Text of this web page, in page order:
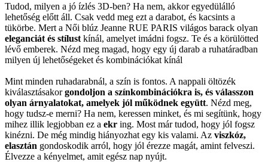
Tudod, milyen a jó ízlés 3D-ben? Ha nem, akkor egyedülálló
lehetőség előtt áll. Csak vedd meg ezt a darabot, és kacsints a
tükörbe. Mert a Női blúz Jeanne RUE PARIS világos barack olyan
eleganciát és stílust kínál, amelyet imádni fogsz. Te és a körülötted
lévő emberek. Nézd meg magad, hogy egy új darab a ruhatáradban
milyen új lehetőségeket és kombinációkat kínál
Mint minden ruhadarabnál, a szín is fontos. A nappali öltözék
kiválasztásakorgondoljon a színkombinációkra is, és válasszon
olyan árnyalatokat, amelyek jól működnek együtt. Nézd meg,
hogy tudsz-e merni? Ha nem, keressen minket, és mi segítünk, hogy
mihez illik legjobban ez a ekr ing. Most már tudod, hogy jól fogsz
kinézni. De még mindig hiányozhat egy kis valami. Az viszkóz,
elasztán gondoskodik arról, hogy jól érezze magát, amint felveszi.
Élvezze a kényelmet, amit egész nap nyújt.